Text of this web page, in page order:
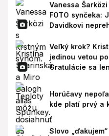
Vanessa
FOTO synčeka:
Davidkovi
Veľký krok?
jedinou vetou
Gratulácie sa
Horúčavy
kde platí prvý a
Slovo „ďakujem“